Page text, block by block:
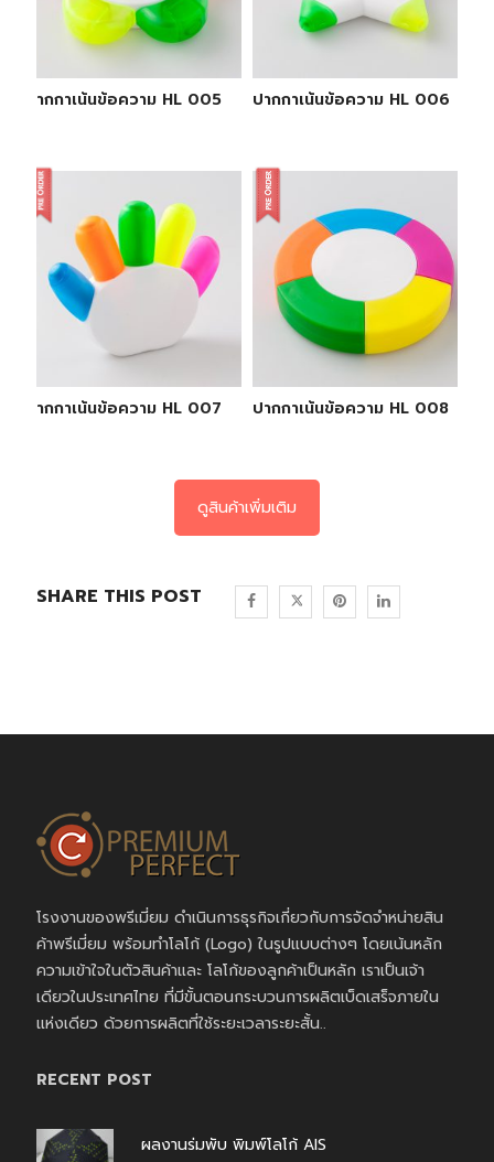
ปากกาเน้นข้อความ HL 005 ปากกาเน้นข้อความ HL 006
ปากกาเน้นข้อความ HL 007 ปากกาเน้นข้อความ HL 008
ดูสินค้าเพิ่มเติม
SHARE THIS POST
โรงงานของพรีเมี่ยม ดำเนินการธุรกิจเกี่ยวกับการจัดจำหน่ายสิน
ค้าพรีเมี่ยม พร้อมทำโลโก้ (Logo) ในรูปแบบต่างๆ โดยเน้นหลัก
ความเข้าใจในตัวสินค้าและ โลโก้ของลูกค้าเป็นหลัก เราเป็นเจ้า
เดียวในประเทศไทย ที่มีขั้นตอนกระบวนการผลิตเบ็ดเสร็จภายใน
แห่งเดียว ด้วยการผลิตที่ใช้ระยะเวลาระยะสั้น..
RECENT POST
ผลงานร่มพับ พิมพ์โลโก้ AIS